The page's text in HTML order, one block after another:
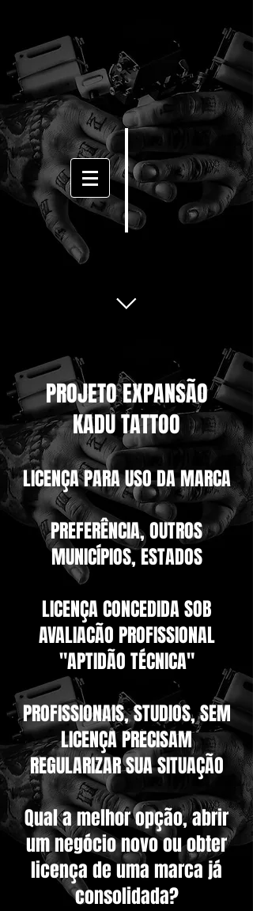
PROJETO EXPANSÃO
KADU TATTOO
LICENÇA PARA USO DA MARCA
PREFERÊNCIA, OUTROS
MUNICÍPIOS, ESTADOS
LICENÇA CONCEDIDA SOB
AVALIACÃO PROFISSIONAL
"APTIDÃO TÉCNICA"
PROFISSIONAIS, STUDIOS, SEM
LICENÇA PRECISAM
REGULARIZAR SUA SITUAÇÃO
Qual a melhor opção, abrir
um negócio novo ou obter
licença de uma marca já
consolidada?